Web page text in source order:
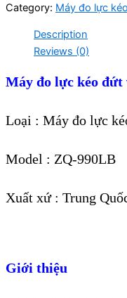
Category: Máy đo lực
Description
Reviews (0)
Máy đo lực kéo
Loại : Máy đo lực
Model : ZQ-990LB
Xuất xứ : Trung
Giới thiệu